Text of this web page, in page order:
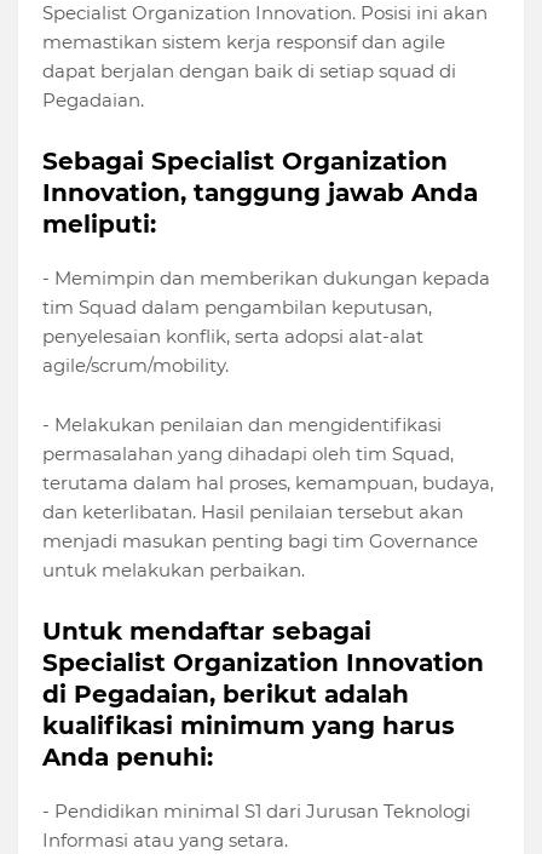
Specialist Organization Innovation. Posisi ini akan
memastikan sistem kerja responsif dan agile
dapat berjalan dengan baik di setiap squad di
Pegadaian.
Sebagai Specialist Organization
Innovation, tanggung jawab Anda
meliputi:
- Memimpin dan memberikan dukungan kepada
tim Squad dalam pengambilan keputusan,
penyelesaian konflik, serta adopsi alat-alat
agile/scrum/mobility.
- Melakukan penilaian dan mengidentifikasi
permasalahan yang dihadapi oleh tim Squad,
terutama dalam hal proses, kemampuan, budaya,
dan keterlibatan. Hasil penilaian tersebut akan
menjadi masukan penting bagi tim Governance
untuk melakukan perbaikan.
Untuk mendaftar sebagai
Specialist Organization Innovation
di Pegadaian, berikut adalah
kualifikasi minimum yang harus
Anda penuhi:
- Pendidikan minimal S1 dari Jurusan Teknologi
Informasi atau yang setara.